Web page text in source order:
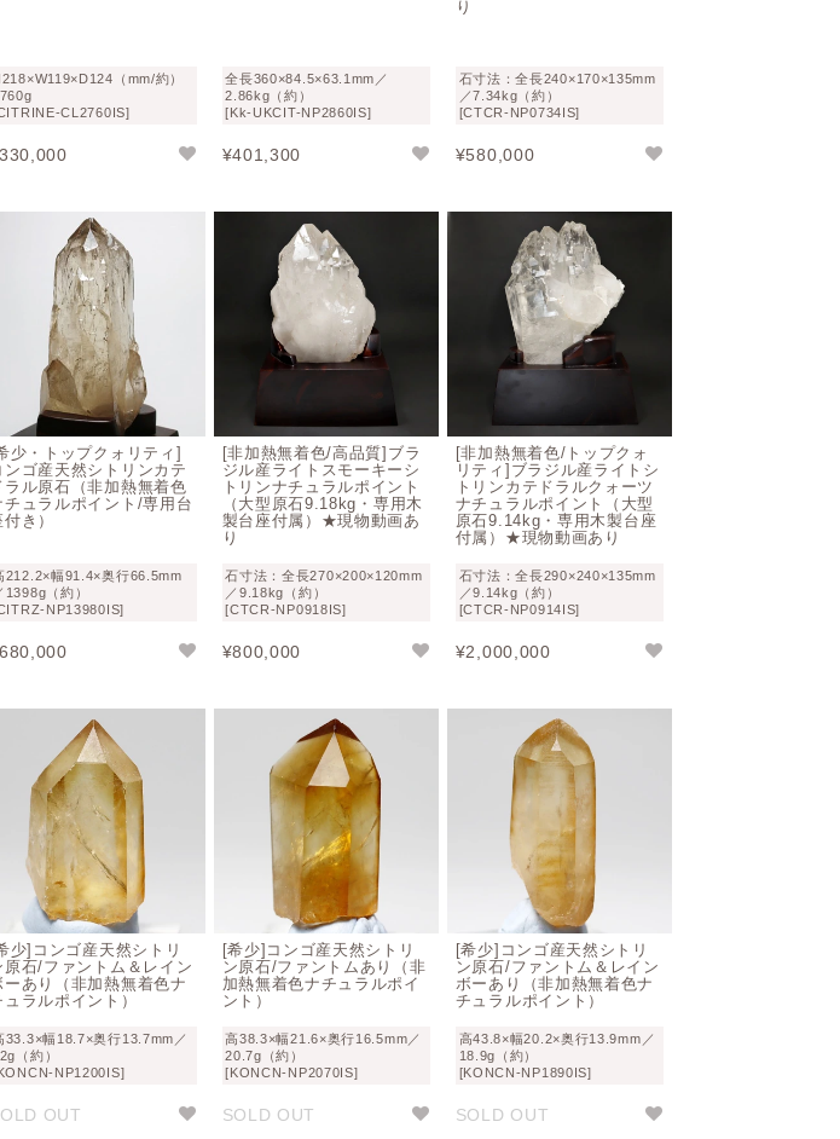
（mm/約）
CL2760IS]
330,000
全長360×84.5×63.1mm／
2.86kg（約）
[Kk-UKCIT-NP2860IS]
¥401,300
り
石寸法：全長240×170×135mm
／7.34kg（約）
[CTCR-NP0734IS]
¥580,000
少・トップクォリティ]
ンゴ産天然シトリンカテ
ラル原石（非加熱無着色
チュラルポイント/専用台
付き）
212.2×幅91.4×奥行66.5mm
1398g（約）
NP13980IS]
680,000
[非加熱無着色/高品質]ブラ
ジル産ライトスモーキーシ
トリンナチュラルポイント
（大型原石9.18kg・専用木
製台座付属）★現物動画あ
り
石寸法：全長270×200×120mm
／9.18kg（約）
[CTCR-NP0918IS]
¥800,000
[非加熱無着色/トップクォ
リティ]ブラジル産ライトシ
トリンカテドラルクォーツ
ナチュラルポイント（大型
原石9.14kg・専用木製台座
付属）★現物動画あり
石寸法：全長290×240×135mm
／9.14kg（約）
[CTCR-NP0914IS]
¥2,000,000
少]コンゴ産天然シトリ
原石/ファントム＆レイン
ーあり（非加熱無着色ナ
ュラルポイント）
33.3×幅18.7×奥行13.7mm／
（約）
NP1200IS]
OUT
[希少]コンゴ産天然シトリ
ン原石/ファントムあり（非
加熱無着色ナチュラルポイ
ント）
高38.3×幅21.6×奥行16.5mm／
20.7g（約）
[KONCN-NP2070IS]
SOLD OUT
[希少]コンゴ産天然シトリ
ン原石/ファントム＆レイン
ボーあり（非加熱無着色ナ
チュラルポイント）
高43.8×幅20.2×奥行13.9mm／
18.9g（約）
[KONCN-NP1890IS]
SOLD OUT